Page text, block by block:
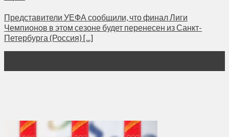
Представители УЕФА сообщили, что финал Лиги
Чемпионов в этом сезоне будет перенесен из Санкт-
Петербурга (Россия) [...]